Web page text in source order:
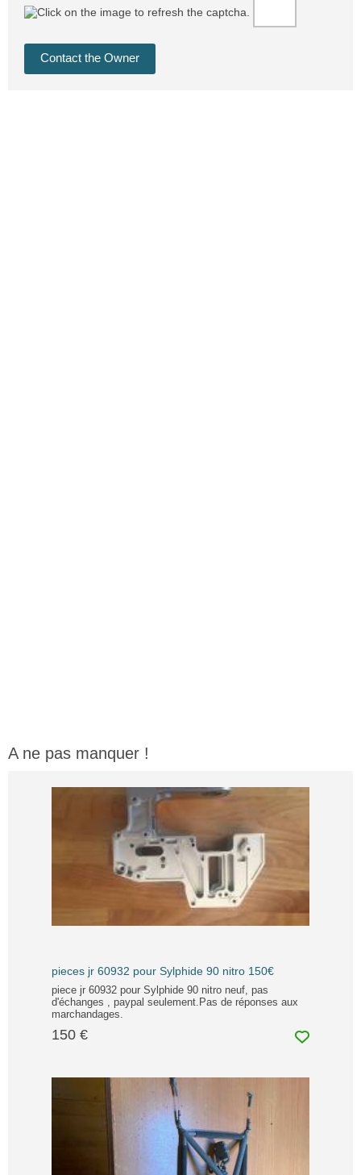
A ne pas manquer !
pieces jr 60932 pour Sylphide 90 nitro 150€
piece jr 60932 pour Sylphide 90 nitro neuf, pas
d'échanges , paypal seulement.Pas de réponses aux
marchandages.
150 €